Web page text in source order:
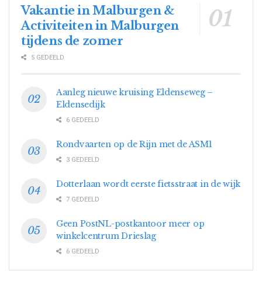
Vakantie in Malburgen &
Activiteiten in Malburgen
tijdens de zomer
5 GEDEELD
Aanleg nieuwe kruising Eldenseweg –
Eldensedijk
6 GEDEELD
Rondvaarten op de Rijn met de ASM1
3 GEDEELD
Dotterlaan wordt eerste fietsstraat in de wijk
7 GEDEELD
Geen PostNL-postkantoor meer op
winkelcentrum Drieslag
6 GEDEELD